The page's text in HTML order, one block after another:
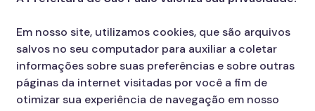
Em nosso site, utilizamos cookies, que são arquivos
salvos no seu computador para auxiliar a coletar
informações sobre suas preferências e sobre outras
páginas da internet visitadas por você a fim de
otimizar sua experiência de navegação em nosso